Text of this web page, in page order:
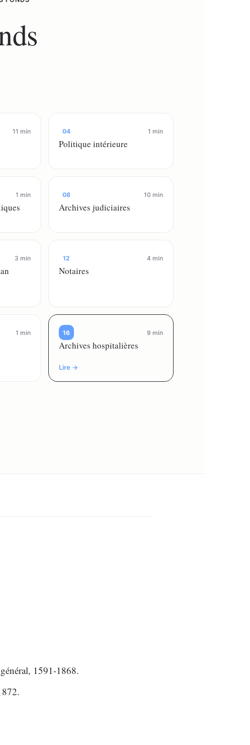
11 min 04 1 min
Politique intérieure
1 min 08 10 min
Archives judiciaires
3 min 12 4 min
Notaires
1 min 16 9 min
Archives hospitalières
Lire →
1591-1868.